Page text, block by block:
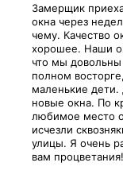
Замерщик
окна через
чему. Качество
хорошее. Наши
что мы довольны
полном
маленькие
новые окна. По
любимое место
исчезли
улицы. Я очень
вам процветания!